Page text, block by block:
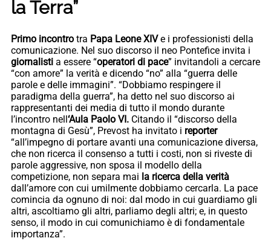
la Terra”
Primo incontro tra Papa Leone XIVe i professionisti della
comunicazione. Nel suo discorso il neo Pontefice invita i
giornalisti a essere “operatori di pace” invitandoli a cercare
“con amore” la verità e dicendo “no” alla “guerra delle
parole e delle immagini”. “Dobbiamo respingere il
paradigma della guerra”, ha detto nel suo discorso ai
rappresentanti dei media di tutto il mondo durante
l’incontro nell ‘Aula Paolo VI. Citando il “discorso della
montagna di Gesù”, Prevost ha invitato i reporter
“all’impegno di portare avanti una comunicazione diversa,
che non ricerca il consenso a tutti i costi, non si riveste di
parole aggressive, non sposa il modello della
competizione, non separa mai la ricerca della verità
dall’amore con cui umilmente dobbiamo cercarla. La pace
comincia da ognuno di noi: dal modo in cui guardiamo gli
altri, ascoltiamo gli altri, parliamo degli altri; e, in questo
senso, il modo in cui comunichiamo è di fondamentale
importanza”.